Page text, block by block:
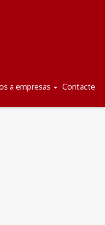
a empresas Contacte